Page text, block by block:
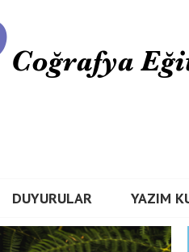
DUYURULAR YAZIM